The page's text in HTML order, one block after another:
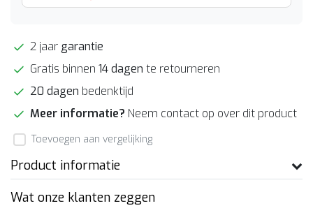
2 jaar garantie
Gratis binnen 14 dagen te retourneren
20 dagen bedenktijd
Meer informatie? Neem contact op over dit product
Toevoegen aan vergelijking
Product informatie
Wat onze klanten zeggen